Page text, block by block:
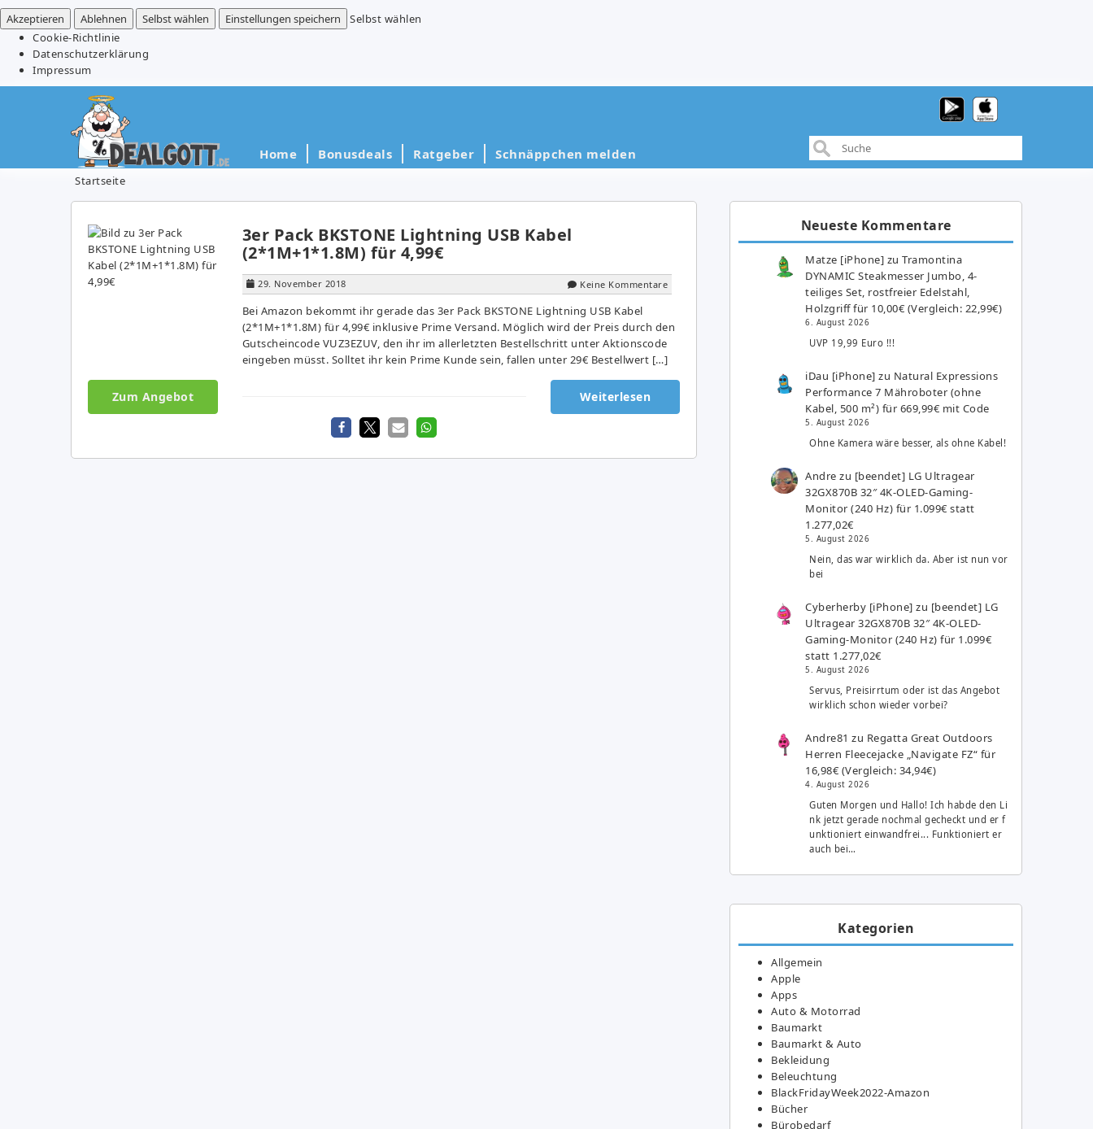
Akzeptieren
Ablehnen Selbst wählen Einstellungen speichern
Selbst wählen
Cookie-Richtlinie
Datenschutzerklärung
Impressum
Home Bonusdeals Ratgeber Schnäppchen melden
Startseite
3er Pack BKSTONE Lightning USB Kabel
(2*1M+1*1.8M) für 4,99€
29. November 2018 Keine Kommentare
Bei Amazon bekommt ihr gerade das 3er Pack BKSTONE Lightning USB Kabel
(2*1M+1*1.8M) für 4,99€ inklusive Prime Versand. Möglich wird der Preis durch den
Gutscheincode VUZ3EZUV, den ihr im allerletzten Bestellschritt unter Aktionscode
eingeben müsst. Solltet ihr kein Prime Kunde sein, fallen unter 29€ Bestellwert […]
Zum Angebot Weiterlesen
Neueste Kommentare
Matze [iPhone] zuTramontina
DYNAMIC Steakmesser Jumbo, 4-
teiliges Set, rostfreier Edelstahl,
Holzgriff für 10,00€ (Vergleich: 22,99€)
6. August 2026
UVP 19,99 Euro !!!
iDau [iPhone] zu Natural Expressions
Performance 7 Mähroboter (ohne
Kabel, 500 m²) für 669,99€ mit Code
5. August 2026
Ohne Kamera wäre besser, als ohne Kabel!
Andre zu [beendet] LG Ultragear
32GX870B 32″ 4K-OLED-Gaming-
Monitor (240 Hz) für 1.099€ statt
1.277,02€
5. August 2026
Nein, das war wirklich da. Aber ist nun vor
bei
Cyberherby [iPhone] zu [beendet] LG
Ultragear 32GX870B 32″ 4K-OLED-
Gaming-Monitor (240 Hz) für 1.099€
statt 1.277,02€
5. August 2026
Servus, Preisirrtum oder ist das Angebot
wirklich schon wieder vorbei?
Andre81 zu Regatta Great Outdoors
Herren Fleecejacke „Navigate FZ“ für
16,98€ (Vergleich: 34,94€)
4. August 2026
Guten Morgen und Hallo! Ich habde den Li
nk jetzt gerade nochmal gecheckt und er f
unktioniert einwandfrei... Funktioniert er
auch bei…
Kategorien
Allgemein
Apple
Apps
Auto & Motorrad
Baumarkt
Baumarkt & Auto
Bekleidung
Beleuchtung
BlackFridayWeek2022-Amazon
Bücher
Bürobedarf